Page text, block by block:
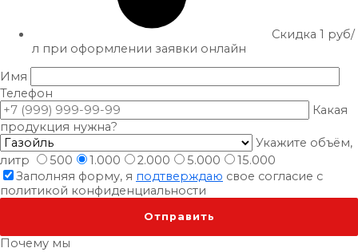
Скидка 1 руб/
л при оформлении заявки онлайн
Имя
Телефон
Какая
продукция нужна?
Укажите объём,
литр
500 1.000 2.000 5.000
15.000
Заполняя форму, я подтверждаю свое согласие с
политикой конфиденциальности
Почему мы